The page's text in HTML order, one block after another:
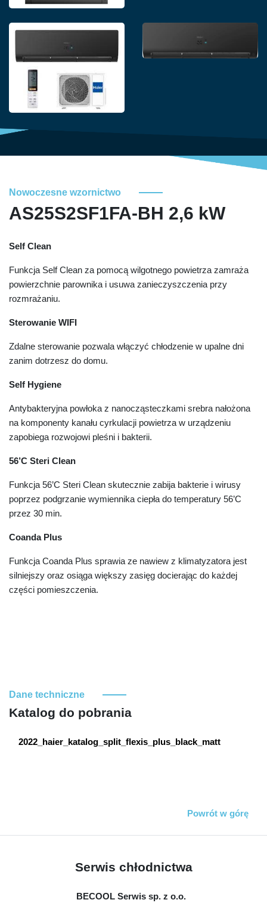
Nowoczesne wzornictwo
AS25S2SF1FA-BH 2,6 kW
Self Clean
Funkcja Self Clean za pomocą wilgotnego powietrza zamraża
powierzchnie parownika i usuwa zanieczyszczenia przy
rozmrażaniu.
Sterowanie WIFI
Zdalne sterowanie pozwala włączyć chłodzenie w upalne dni
zanim dotrzesz do domu.
Self Hygiene
Antybakteryjna powłoka z nanocząsteczkami srebra nałożona
na komponenty kanału cyrkulacji powietrza w urządzeniu
zapobiega rozwojowi pleśni i bakterii.
56’C Steri Clean
Funkcja 56’C Steri Clean skutecznie zabija bakterie i wirusy
poprzez podgrzanie wymiennika ciepła do temperatury 56’C
przez 30 min.
Coanda Plus
Funkcja Coanda Plus sprawia ze nawiew z klimatyzatora jest
silniejszy oraz osiąga większy zasięg docierając do każdej
części pomieszczenia.
Dane techniczne
Katalog do pobrania
2022_haier_katalog_split_flexis_plus_black_matt
Powrót w górę
Serwis chłodnictwa
BECOOL Serwis sp. z o.o.